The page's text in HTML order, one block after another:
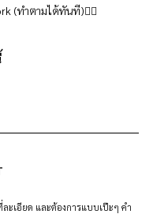
(ทำตามได้ทันที)👇🏻
ะเอียด และต้องการแบบเป๊ะๆ คำ